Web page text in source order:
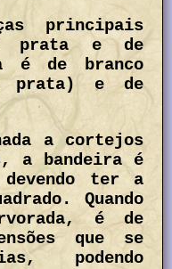
principais
prata e de
é de branco
prata) e de
a cortejos
a bandeira é
ter a
Quando
é de
que se
podendo